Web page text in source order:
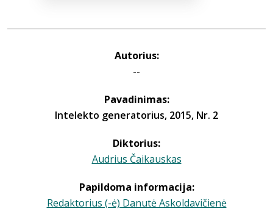
Autorius:
--
Pavadinimas:
Intelekto generatorius, 2015, Nr. 2
Diktorius:
Audrius Čaikauskas
Papildoma informacija:
Redaktorius (-ė) Danutė Askoldavičienė